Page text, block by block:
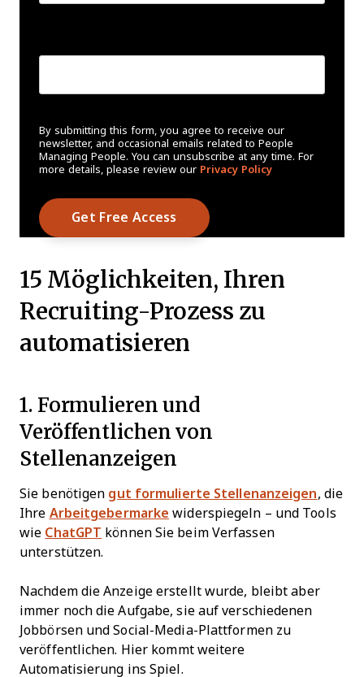
By submitting this form, you agree to receive our
newsletter, and occasional emails related to People
Managing People. You can unsubscribe at any time. For
more details, please review our Privacy Policy
15 Möglichkeiten, Ihren
Recruiting-Prozess zu
automatisieren
1. Formulieren und
Veröffentlichen von
Stellenanzeigen
Sie benötigen gut formulierte Stellenanzeigen, die
Ihre Arbeitgebermarke widerspiegeln – und Tools
wie ChatGPT können Sie beim Verfassen
unterstützen.
Nachdem die Anzeige erstellt wurde, bleibt aber
immer noch die Aufgabe, sie auf verschiedenen
Jobbörsen und Social-Media-Plattformen zu
veröffentlichen. Hier kommt weitere
Automatisierung ins Spiel.